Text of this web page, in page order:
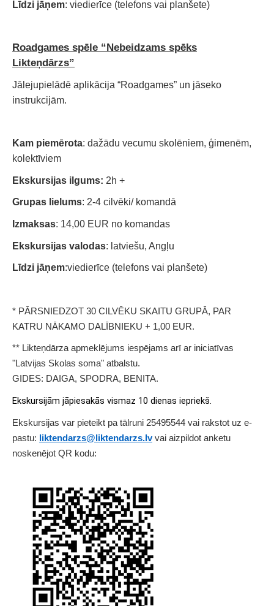
Līdzi jāņem: viedierīce (telefons vai planšete)
Roadgames spēle “Nebeidzams spēks
Likteņdārzs”
Jālejupielādē aplikācija “Roadgames” un jāseko
instrukcijām.
Kam piemērota: dažādu vecumu skolēniem, ģimenēm,
kolektīviem
Ekskursijas ilgums: 2h +
Grupas lielums: 2-4 cilvēki/ komandā
Izmaksas: 14,00 EUR no komandas
Ekskursijas valodas: latviešu, Angļu
Līdzi jāņem:viedierīce (telefons vai planšete)
* PĀRSNIEDZOT 30 CILVĒKU SKAITU GRUPĀ, PAR
KATRU NĀKAMO DALĪBNIEKU + 1,00 EUR.
** Likteņdārza apmeklējums iespējams arī ar iniciatīvas
"Latvijas Skolas soma" atbalstu.
GIDES: DAIGA, SPODRA, BENITA.
Ekskursijām jāpiesakās vismaz 10 dienas iepriekš.
Ekskursijas var pieteikt pa tālruni 25495544 vai rakstot uz e-
pastu: liktendarzs@liktendarzs.lvvai aizpildot anketu
noskenējot QR kodu: